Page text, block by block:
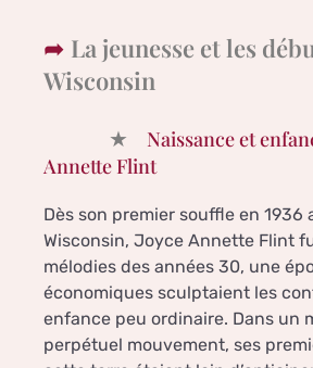
La jeunesse et les
Wisconsin
Naissance et
Annette Flint
Dès son premier souffle en
Wisconsin, Joyce Annette Flint
mélodies des années 30, une
économiques sculptaient les
enfance peu ordinaire. Dans un
perpétuel mouvement, ses